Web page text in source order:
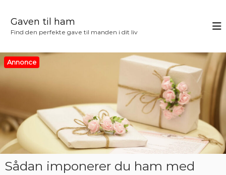
n
h
l
Gaven til ham
Find den perfekte gave til manden i dit liv
Annonce
Sådan imponerer du ham med